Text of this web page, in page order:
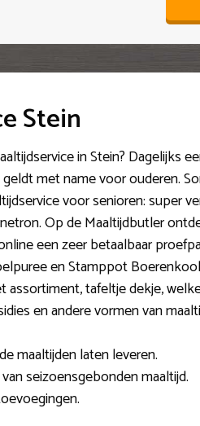
Stein
in Stein? Dagelijks
met name voor ouderen.
voor senioren: super
Op de Maaltijdbutler
een zeer betaalbaar
en Stamppot
assortiment, tafeltje dekje,
en andere vormen van
maaltijden laten leveren.
seizoensgebonden maaltijd.